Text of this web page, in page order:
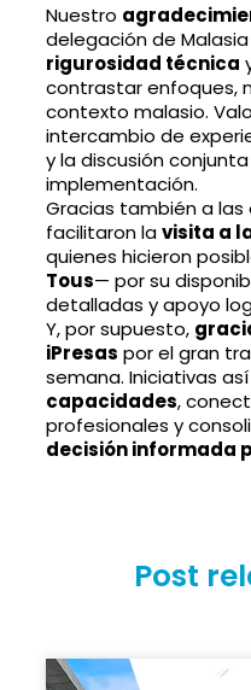
Nuestro
delegación de
rigurosidad técnica
contrastar enfoques,
contexto malasio.
intercambio de
y la discusión
implementación.
Gracias también a
facilitaron lavisita a
quienes hicieron
Tous— por su
detalladas y apoyo
Y, por supuesto,
iPresas por el gran
semana. Iniciativas así
capacidades,
profesionales y
decisión informada
Post